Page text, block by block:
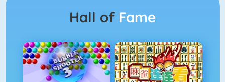
Hall of Fame